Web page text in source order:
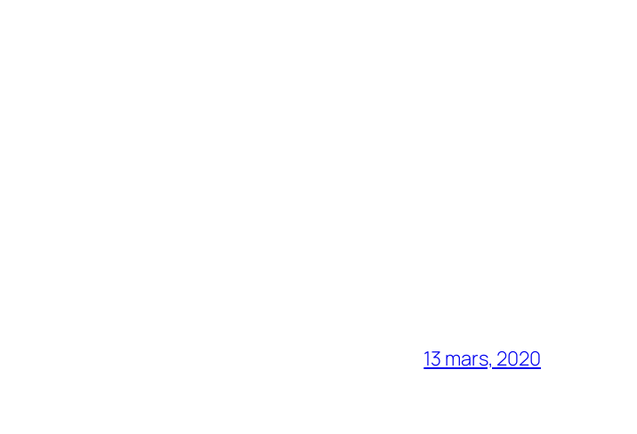
13 mars, 2020